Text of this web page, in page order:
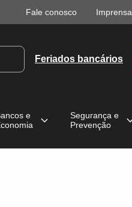
Fale conosco Imprensa
Feriados bancários
e
Segurança e
Prevenção